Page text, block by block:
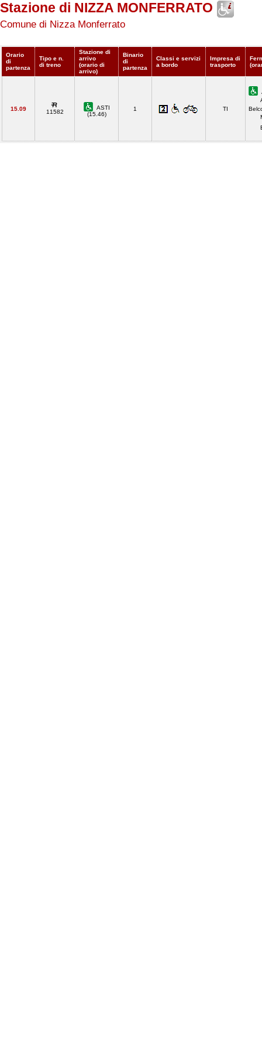
Stazione di NIZZA MONFERRATO
Comune di Nizza Monferrato
Orario
di
partenza
Tipo e n.
di treno
Stazione di
arrivo
(orario di
arrivo)
Binario
di
partenza
Classi e servizi
a bordo
Impresa di
trasporto
15.09 11582
ASTI
(15.46)
1 TI